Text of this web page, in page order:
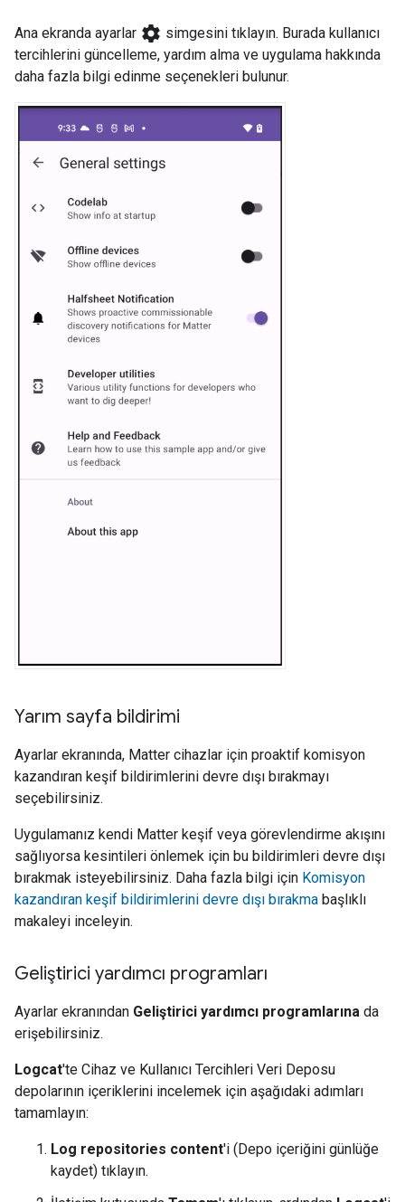
Ana ekranda ayarlar settings simgesini tıklayın. Burada kullanıcı
tercihlerini güncelleme, yardım alma ve uygulama hakkında
daha fazla bilgi edinme seçenekleri bulunur.
Yarım sayfa bildirimi
Ayarlar ekranında, Matter cihazlar için proaktif komisyon
kazandıran keşif bildirimlerini devre dışı bırakmayı
seçebilirsiniz.
Uygulamanız kendi Matter keşif veya görevlendirme akışını
sağlıyorsa kesintileri önlemek için bu bildirimleri devre dışı
bırakmak isteyebilirsiniz. Daha fazla bilgi için Komisyon
kazandıran keşif bildirimlerini devre dışı bırakma başlıklı
makaleyi inceleyin.
Geliştirici yardımcı programları
Ayarlar ekranından Geliştirici yardımcı programlarına da
erişebilirsiniz.
Logcat'te Cihaz ve Kullanıcı Tercihleri Veri Deposu
depolarının içeriklerini incelemek için aşağıdaki adımları
tamamlayın:
Log repositories content'i (Depo içeriğini günlüğe
kaydet) tıklayın.